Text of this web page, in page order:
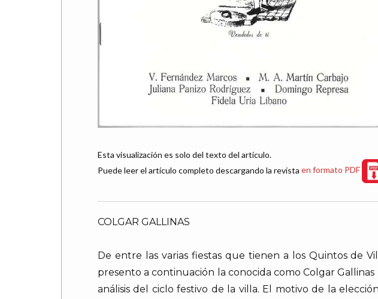
Esta visualización es solo del texto del artículo.
Puede leer el artículo completo descargando la revista en formato PDF
COLGAR GALLINAS
De entre las varias fiestas que tienen a los Quintos de
presento a continuación la conocida como Colgar
análisis del ciclo festivo de la villa. El motivo de la